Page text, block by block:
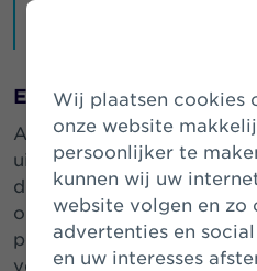
Wij plaatsen cookies om uw bezoek op
onze website
persoonlijker te
kunnen wij uw
website volgen en zo
advertenties en
en uw interesses
Eindpunt
Als tweede belangrijk
uiteindelijke deal van de
deal als het hele traject is
oplossing hebben
pensioenfonds wenselijk
voor beide partijen iets